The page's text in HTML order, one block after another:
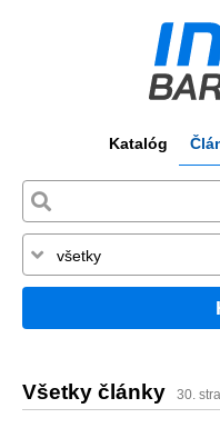
Katalóg
Všetky články 30.